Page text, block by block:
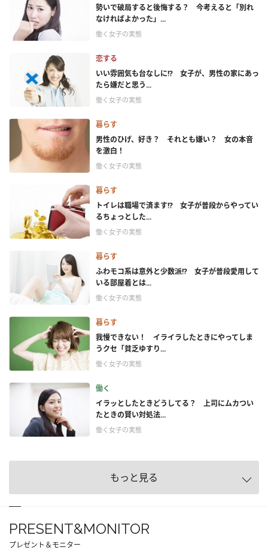
勢いで破局すると後悔する？ 今考えると「別れ
なければよかった」...
働く女子の実態
恋する
いい雰囲気も台なしに!? 女子が、男性の家にあっ
たら嫌だと思う...
働く女子の実態
暮らす
男性のひげ、好き？ それとも嫌い？ 女の本音
を激白！
働く女子の実態
暮らす
トイレは職場で済ます!? 女子が普段からやってい
るちょっとした...
働く女子の実態
暮らす
ふわモコ系は意外と少数派!? 女子が普段愛用して
いる部屋着とは...
働く女子の実態
暮らす
我慢できない！ イライラしたときにやってしま
うクセ「貧乏ゆすり...
働く女子の実態
働く
イラッとしたときどうしてる？ 上司にムカつい
たときの賢い対処法...
働く女子の実態
もっと見る
PRESENT&MONITOR
プレゼント＆モニター